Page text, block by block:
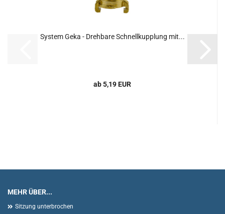
System Geka - Drehbare Schnellkupplung mit...
ab 5,19 EUR
MEHR ÜBER...
Sitzung unterbrochen